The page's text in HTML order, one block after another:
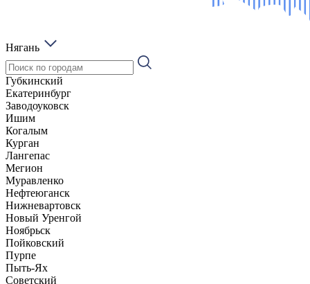
Нягань
Губкинский
Екатеринбург
Заводоуковск
Ишим
Когалым
Курган
Лангепас
Мегион
Муравленко
Нефтеюганск
Нижневартовск
Новый Уренгой
Ноябрьск
Пойковский
Пурпе
Пыть-Ях
Советский